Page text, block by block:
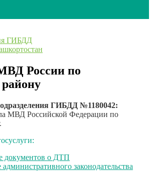
ГИБДД
России по
ГИБДД №1180042:
МВД Российской Федерации по
документов о ДТП
законодательства